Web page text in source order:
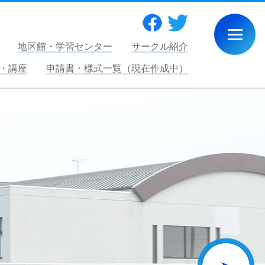
FacebookTwitter
地区館・学習センター サークル紹介
講座 申請書・様式一覧（現在作成中）